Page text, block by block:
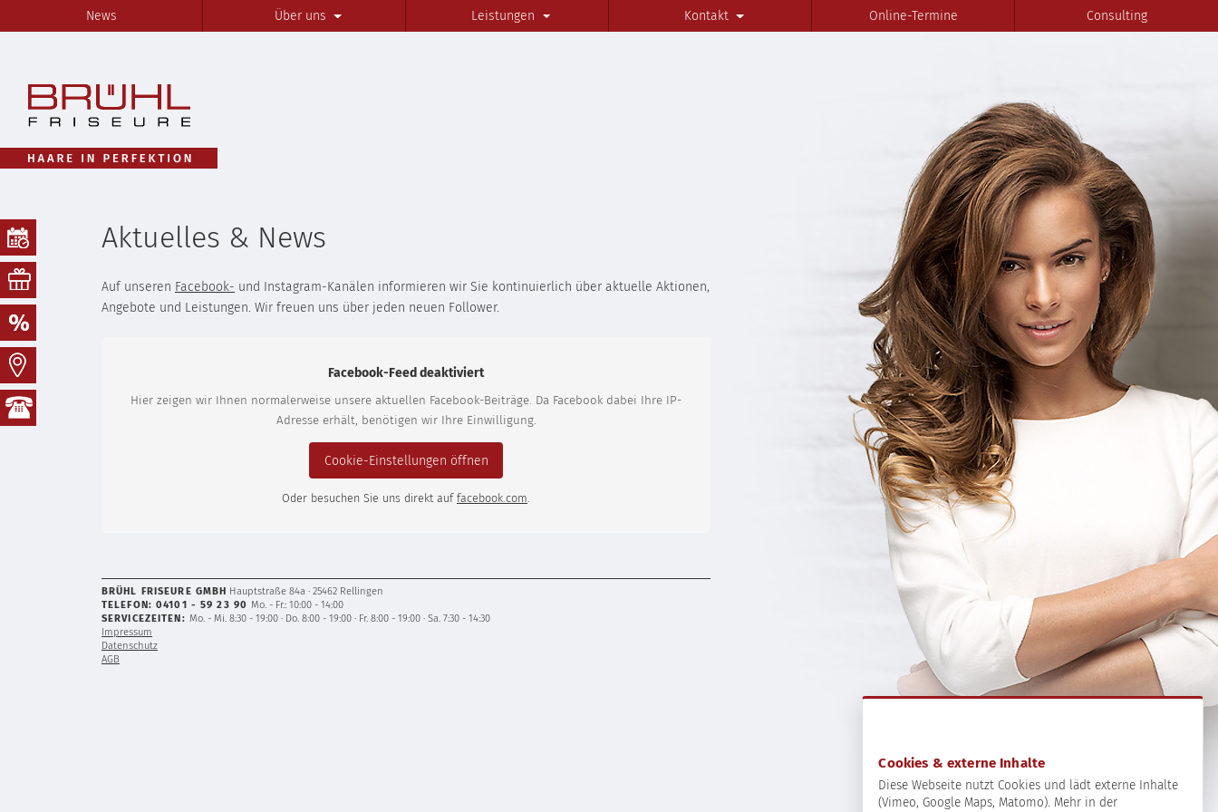
News Über uns Leistungen Kontakt Online-Termine Consulting
Aktuelles & News
Auf unseren Facebook- und Instagram-Kanälen informieren wir Sie kontinuierlich über aktuelle Aktionen,
Angebote und Leistungen. Wir freuen uns über jeden neuen Follower.
Facebook-Feed deaktiviert
Hier zeigen wir Ihnen normalerweise unsere aktuellen Facebook-Beiträge. Da Facebook dabei Ihre IP-
Adresse erhält, benötigen wir Ihre Einwilligung.
Cookie-Einstellungen öffnen
Oder besuchen Sie uns direkt auf facebook.com.
BRÜHL FRISEURE GMBH Hauptstraße 84a · 25462 Rellingen
TELEFON: 04101 - 59 23 90Mo. - Fr.: 10:00 - 14:00
SERVICEZEITEN: Mo. - Mi. 8:30 - 19:00 · Do. 8:00 - 19:00 · Fr. 8:00 - 19:00 · Sa. 7:30 - 14:30
Impressum
Datenschutz
AGB
Cookies & externe Inhalte
Diese Webseite nutzt Cookies und lädt externe Inhalte
(Vimeo, Google Maps, Matomo). Mehr in der